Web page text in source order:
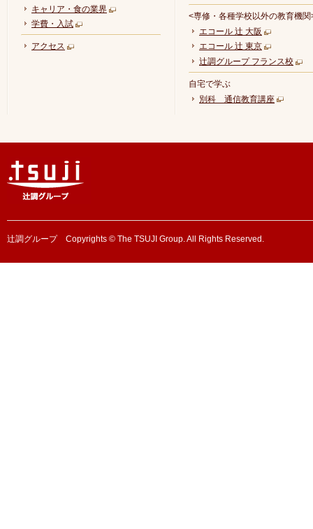
キャリア・食の業界
学費・入試
アクセス
<専修・各種学校以外の教育機関
エコール 辻 大阪
エコール 辻 東京
辻調グループ フランス校
自宅で学ぶ
別科 通信教育講座
辻調グループ Copyrights © The TSUJI Group. All Rights Reserved.